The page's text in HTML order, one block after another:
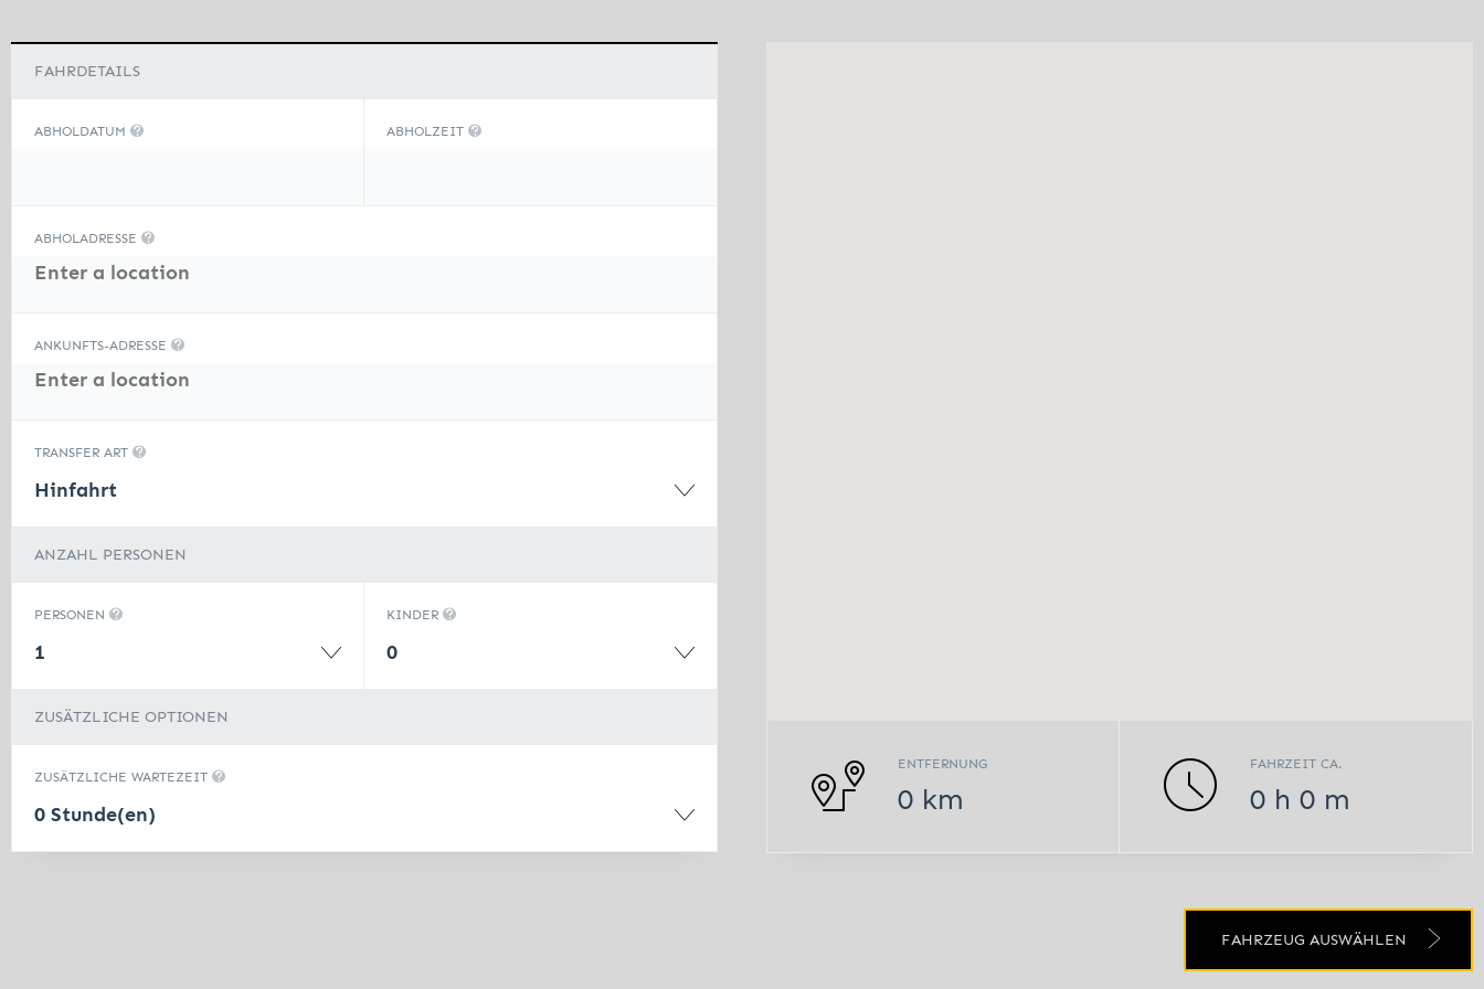
FAHRDETAILS
ABHOLDATUM ABHOLZEIT
ABHOLADRESSE
ANKUNFTS-ADRESSE
TRANSFER ART
Hinfahrt
ANZAHL PERSONEN
PERSONEN
1
KINDER
0
ZUSÄTZLICHE OPTIONEN
ZUSÄTZLICHE WARTEZEIT
0 Stunde(en)
ENTFERNUNG
0 km
FAHRZEIT CA.
0 h 0 m
FAHRZEUG AUSWÄHLEN